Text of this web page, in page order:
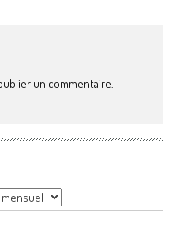
un commentaire.